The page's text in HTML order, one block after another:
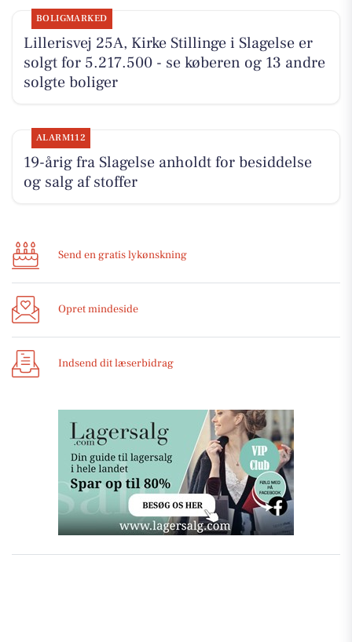
BOLIGMARKED
Lillerisvej 25A, Kirke Stillinge i Slagelse er
solgt for 5.217.500 - se køberen og 13 andre
solgte boliger
ALARM112
19-årig fra Slagelse anholdt for besiddelse
og salg af stoffer
Send en gratis lykønskning
Opret mindeside
Indsend dit læserbidrag